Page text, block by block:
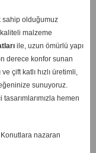
olduğumuz
malzeme
ile, uzun ömürlü yapı
derece konfor sunan
çift katlı hızlı üretimli,
sunuyoruz.
hemen
nazaran